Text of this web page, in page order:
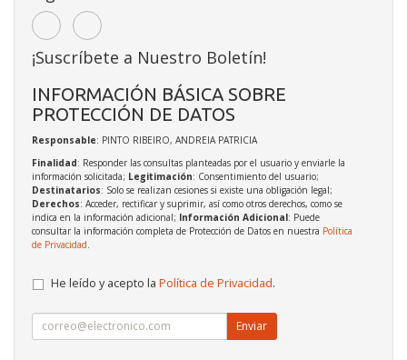
¡Suscríbete a Nuestro Boletín!
INFORMACIÓN BÁSICA SOBRE
PROTECCIÓN DE DATOS
Responsable: PINTO RIBEIRO, ANDREIA PATRICIA
Finalidad: Responder las consultas planteadas por el usuario y enviarle la
información solicitada; Legitimación: Consentimiento del usuario;
Destinatarios: Solo se realizan cesiones si existe una obligación legal;
Derechos: Acceder, rectificar y suprimir, así como otros derechos, como se
indica en la información adicional; Información Adicional: Puede
consultar la información completa de Protección de Datos en nuestra Política
de Privacidad
He leído y acepto la Política de Privacidad.
Enviar